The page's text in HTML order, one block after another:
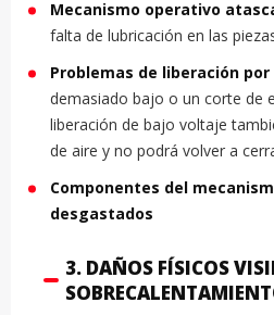
Mecanismo operativo
falta de lubricación en las
Problemas de liberación
demasiado bajo o un corte de
liberación de bajo voltaje
de aire y no podrá volver a
Componentes del
desgastados
3. DAÑOS FÍSICOS